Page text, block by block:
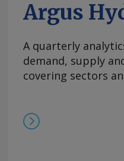
fleet to 12. Nine of
market and are
fourth quarter. The
higher crude
capacity of 5mn b/
availability.
Argus
A quarterly
demand, supply
covering sectors